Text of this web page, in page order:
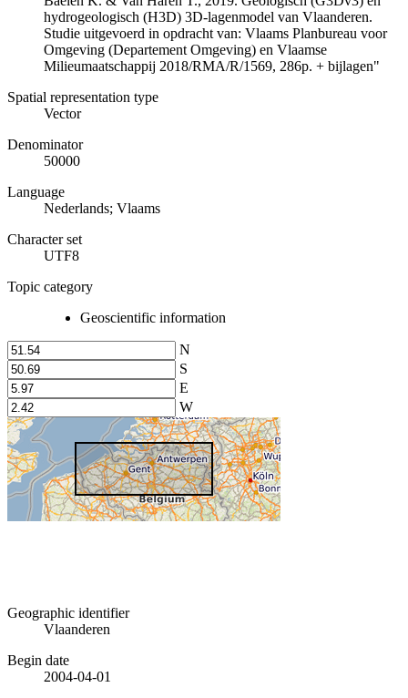
hydrogeologisch (H3D) 3D-lagenmodel van Vlaanderen.
Studie uitgevoerd in opdracht van: Vlaams Planbureau voor
Omgeving (Departement Omgeving) en Vlaamse
Milieumaatschappij 2018/RMA/R/1569, 286p. + bijlagen"
Spatial representation type
Vector
Denominator
50000
Language
Nederlands; Vlaams
Character set
UTF8
Topic category
Geoscientific information
N
S
E
W
Geographic identifier
Vlaanderen
Begin date
2004-04-01